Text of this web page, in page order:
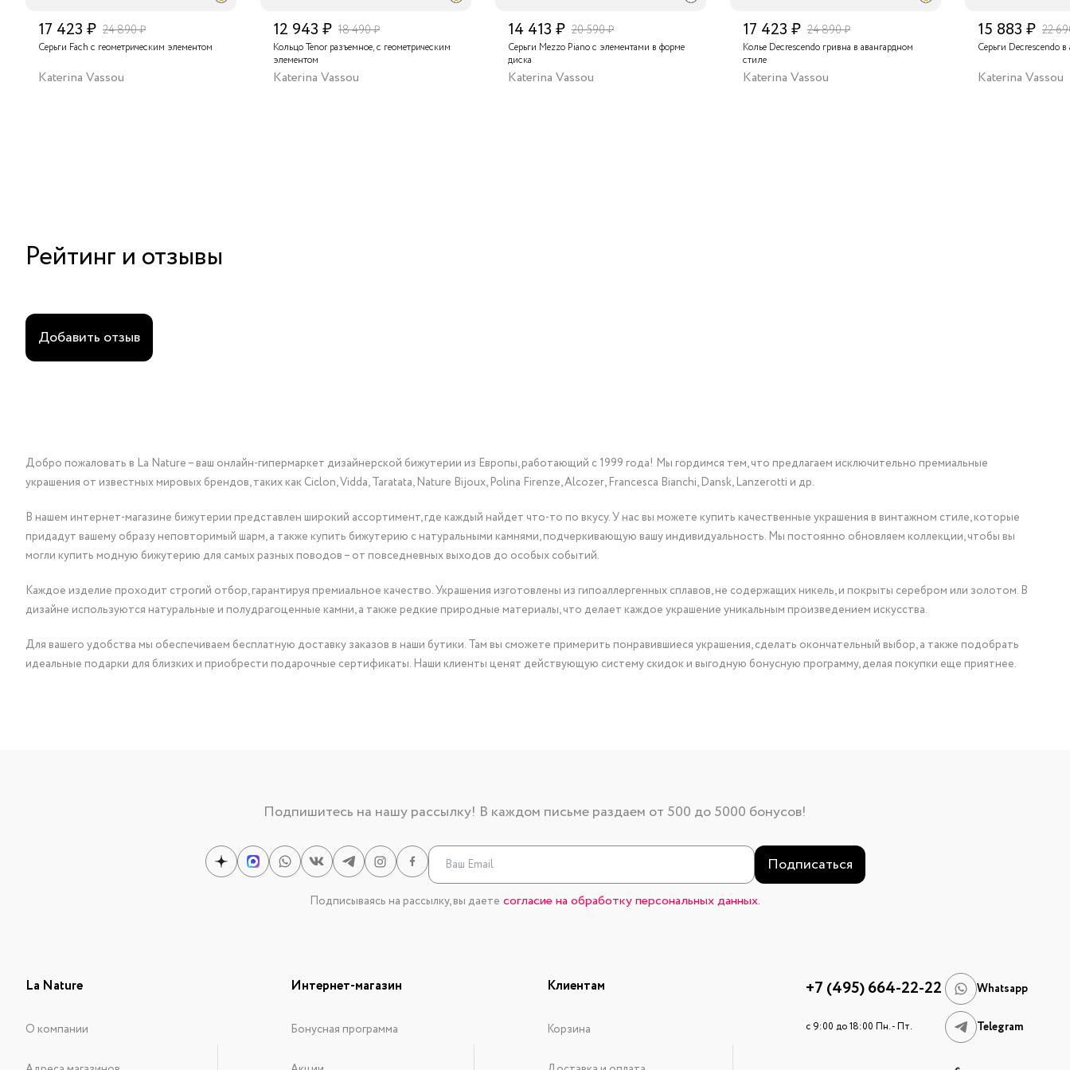
Подарите себе или своим близким этот символ изысканности
и безупречного стиля. Каждая девушка по достоинству оценит
это роскошное украшение.
17 423 ₽ 24 890 ₽
Серьги Fach с геометрическим элементом
Katerina Vassou
12 943 ₽ 18 490 ₽
Кольцо Tenor разъемное, с геометрическим
элементом
Katerina Vassou
14 413 ₽ 20 590 ₽
Серьги Mezzo Piano с элементами в форме
диска
Katerina Vassou
17 423 ₽ 24 890 ₽
Колье Decrescendo гривна в авангардном
стиле
Katerina Vassou
15 883 ₽ 22
Серьги Decrescendo
Katerina Vassou
Рейтинг и отзывы
Добавить отзыв
Добро пожаловать в La Nature – ваш онлайн-гипермаркет дизайнерской бижутерии из Европы, работающий с 1999 года! Мы гордимся тем, что предлагаем исключительно премиальные
украшения от известных мировых брендов, таких как Ciclon, Vidda, Taratata, Nature Bijoux, Polina Firenze, Alcozer, Francesca Bianchi, Dansk, Lanzerotti и др.
В нашем интернет-магазине бижутерии представлен широкий ассортимент, где каждый найдет что-то по вкусу. У нас вы можете купить качественные украшения в винтажном стиле, которые
придадут вашему образу неповторимый шарм, а также купить бижутерию с натуральными камнями, подчеркивающую вашу индивидуальность. Мы постоянно обновляем коллекции, чтобы вы
могли купить модную бижутерию для самых разных поводов – от повседневных выходов до особых событий.
Каждое изделие проходит строгий отбор, гарантируя премиальное качество. Украшения изготовлены из гипоаллергенных сплавов, не содержащих никель, и покрыты серебром или золотом. В
дизайне используются натуральные и полудрагоценные камни, а также редкие природные материалы, что делает каждое украшение уникальным произведением искусства.
Для вашего удобства мы обеспечиваем бесплатную доставку заказов в наши бутики. Там вы сможете примерить понравившиеся украшения, сделать окончательный выбор, а также подобрать
идеальные подарки для близких и приобрести подарочные сертификаты. Наши клиенты ценят действующую систему скидок и выгодную бонусную программу, делая покупки еще приятнее.
Подпишитесь на нашу рассылку! В каждом письме раздаем от 500 до 5000 бонусов!
Подписаться
Подписываясь на рассылку, вы даете согласие на обработку персональных данных.
La Nature
О компании
Интернет-магазин
Бонусная программа
Клиентам
Корзина
+7 (495) 664-22-22 Whatsapp
c 9:00 до 18:00 Пн. - Пт. Telegram